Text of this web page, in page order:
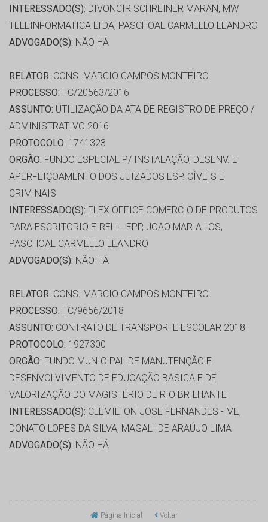
INTERESSADO(S): DIVONCIR SCHREINER MARAN, MW
TELEINFORMATICA LTDA, PASCHOAL CARMELLO LEANDRO
ADVOGADO(S): NÃO HÁ
RELATOR: CONS. MARCIO CAMPOS MONTEIRO
PROCESSO: TC/20563/2016
ASSUNTO: UTILIZAÇÃO DA ATA DE REGISTRO DE PREÇO /
ADMINISTRATIVO 2016
PROTOCOLO: 1741323
ORGÃO: FUNDO ESPECIAL P/ INSTALAÇÃO, DESENV. E
APERFEIÇOAMENTO DOS JUIZADOS ESP. CÍVEIS E
CRIMINAIS
INTERESSADO(S): FLEX OFFICE COMERCIO DE PRODUTOS
PARA ESCRITORIO EIRELI - EPP, JOAO MARIA LOS,
PASCHOAL CARMELLO LEANDRO
ADVOGADO(S): NÃO HÁ
RELATOR: CONS. MARCIO CAMPOS MONTEIRO
PROCESSO: TC/9656/2018
ASSUNTO: CONTRATO DE TRANSPORTE ESCOLAR 2018
PROTOCOLO: 1927300
ORGÃO: FUNDO MUNICIPAL DE MANUTENÇÃO E
DESENVOLVIMENTO DE EDUCAÇÃO BASICA E DE
VALORIZAÇÃO DO MAGISTÉRIO DE RIO BRILHANTE
INTERESSADO(S): CLEMILTON JOSE FERNANDES - ME,
DONATO LOPES DA SILVA, MAGALI DE ARAÚJO LIMA
ADVOGADO(S): NÃO HÁ
Página Inicial
Voltar